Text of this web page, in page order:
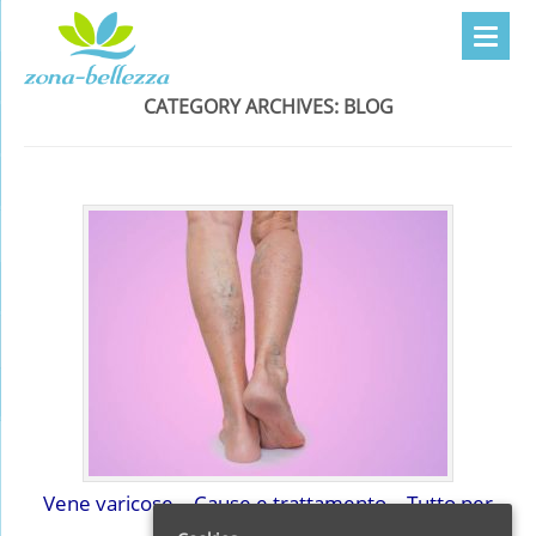
CATEGORY ARCHIVES: BLOG
Vene varicose – Cause e trattamento – Tutto per
sapere